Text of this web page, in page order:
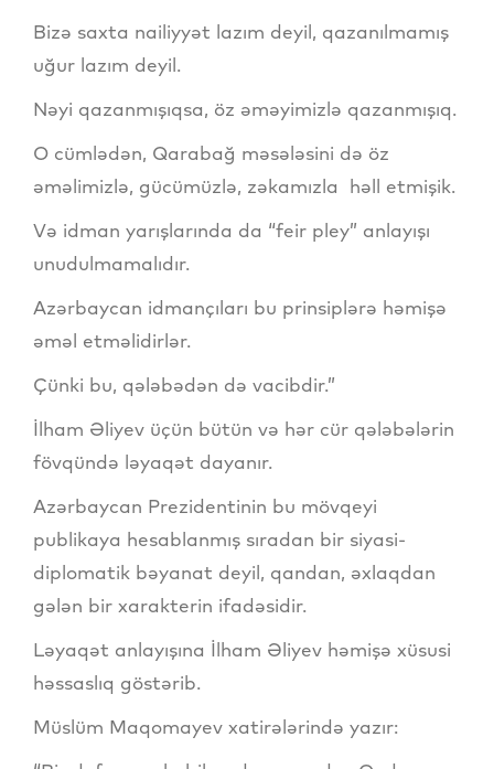
Bizə saxta nailiyyət lazım deyil, qazanılmamış
uğur lazım deyil.
Nəyi qazanmışıqsa, öz əməyimizlə qazanmışıq.
O cümlədən, Qarabağ məsələsini də öz
əməlimizlə, gücümüzlə, zəkamızla həll etmişik.
Və idman yarışlarında da “feir pley” anlayışı
unudulmamalıdır.
Azərbaycan idmançıları bu prinsiplərə həmişə
əməl etməlidirlər.
Çünki bu, qələbədən də vacibdir.”
İlham Əliyev üçün bütün və hər cür qələbələrin
fövqündə ləyaqət dayanır.
Azərbaycan Prezidentinin bu mövqeyi
publikaya hesablanmış sıradan bir siyasi-
diplomatik bəyanat deyil, qandan, əxlaqdan
gələn bir xarakterin ifadəsidir.
Ləyaqət anlayışına İlham Əliyev həmişə xüsusi
həssaslıq göstərib.
Müslüm Maqomayev xatirələrində yazır: